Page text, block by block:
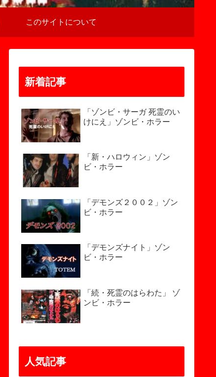
このサイトについて
新着記事
「ゾンビ・サーガ 死霊のい
けにえ」ゾンビ・ホラー
「新・ハロウィン」ゾン
ビ・ホラー
「デモンズ２００２」ゾン
ビ・ホラー
「デモンズナイト」ゾン
ビ・ホラー
「続・死霊のはらわた」 ゾ
ンビ・ホラー
人気記事